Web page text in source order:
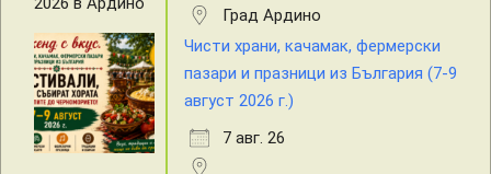
Град Ардино
Чисти храни, качамак, фермерски
пазари и празници из България (7-9
август 2026 г.)
7 авг. 26